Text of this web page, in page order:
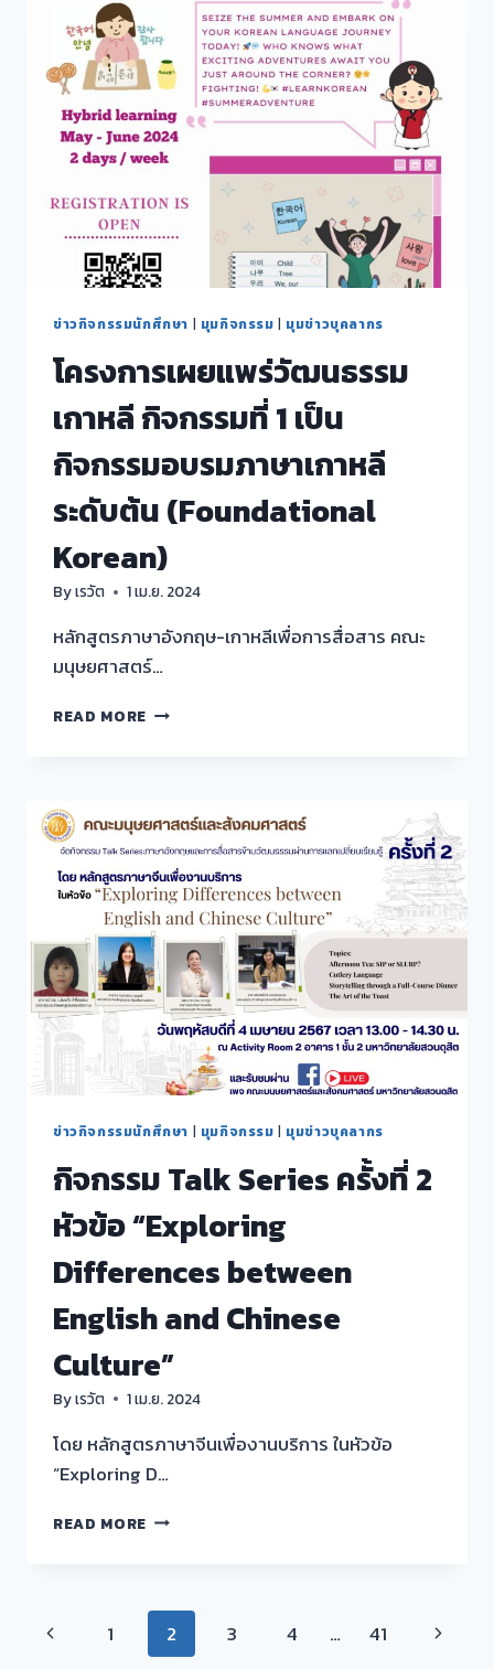
ปี
ที่
๒
ครั้ง
ที่
๕
ข่าวกิจกรรมนักศึกษา | มุมกิจกรรม | มุมข่าวบุคลากร
โครงการเผยแพร่วัฒนธรรม
เกาหลี กิจกรรมที่ 1 เป็น
กิจกรรมอบรมภาษาเกาหลี
ระดับต้น (Foundational
Korean)
Byเรวัต 1 เม.ย. 2024
หลักสูตรภาษาอังกฤษ-เกาหลีเพื่อการสื่อสาร คณะ
มนุษยศาสตร์…
READ MORE โครงการ
กิจกรรม
ที่
1
เป็น
กิจกรรม
อบรม
ภาษา
เกาหลี
ระดับ
ต้น
(FOUNDATIONAL
KOREAN)
ข่าวกิจกรรมนักศึกษา | มุมกิจกรรม | มุมข่าวบุคลากร
กิจกรรม Talk Series ครั้งที่ 2
หัวข้อ “Exploring
Differences between
English and Chinese
Culture”
Byเรวัต 1 เม.ย. 2024
โดย หลักสูตรภาษาจีนเพื่องานบริการ ในหัวข้อ
“Exploring D…
READ MORE กิจกรรม
ที่
หัวข้อ
Page
Previous1 2 3 4 … 41
Next